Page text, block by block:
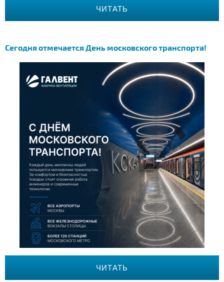
ЧИТАТЬ
Сегодня отмечается День московского транспорта!
ЧИТАТЬ